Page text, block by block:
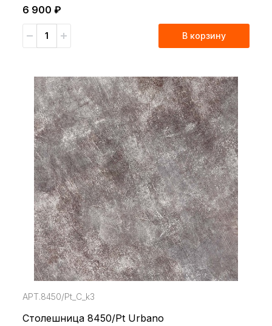
6 900 ₽
В корзину
АРТ.8450/Pt_С_k3
Столешница 8450/Pt Urbano